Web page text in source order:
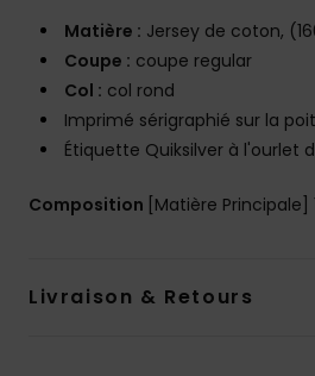
Matière : Jersey de coton,
Coupe : coupe regular
Col : col rond
Imprimé sérigraphié sur la
Étiquette Quiksilver à l'ourlet
Composition [Matière Principale]
Livraison & Retours